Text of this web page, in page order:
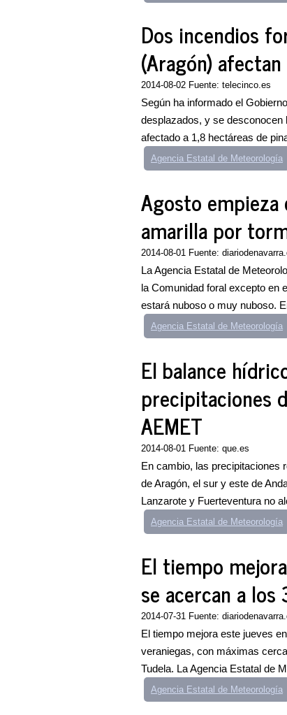
Dos incendios
(Aragón)
2014-08-02 Fuente: telecinco.es
Según ha informado el
desplazados, y se desconocen
afectado a 1,8 hectáreas de
Agencia Estatal de Meteorología
Agosto
amarilla por
2014-08-01 Fuente:
La Agencia Estatal de
la Comunidad foral excepto en
estará nuboso o muy nuboso.
Agencia Estatal de Meteorología
El balance
precipitaciones
AEMET
2014-08-01 Fuente: que.es
En cambio, las precipitaciones
de Aragón, el sur y este de
Lanzarote y Fuerteventura no
Agencia Estatal de Meteorología
El tiempo
se acercan a los
2014-07-31 Fuente:
El tiempo mejora este jueves
veraniegas, con máximas
Tudela. La Agencia Estatal de
Agencia Estatal de Meteorología